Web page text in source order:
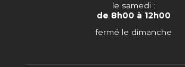
le samedi :
de 8h00 à 12h00
fermé le dimanche